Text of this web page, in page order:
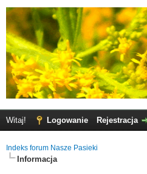
Witaj! Logowanie Rejestracja
Indeks forum Nasze Pasieki
Informacja